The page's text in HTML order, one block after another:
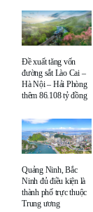
Đề xuất tăng vốn
đường sắt Lào Cai –
Hà Nội – Hải Phòng
thêm 86.108 tỷ đồng
Quảng Ninh, Bắc
Ninh đủ điều kiện là
thành phố trực thuộc
Trung ương